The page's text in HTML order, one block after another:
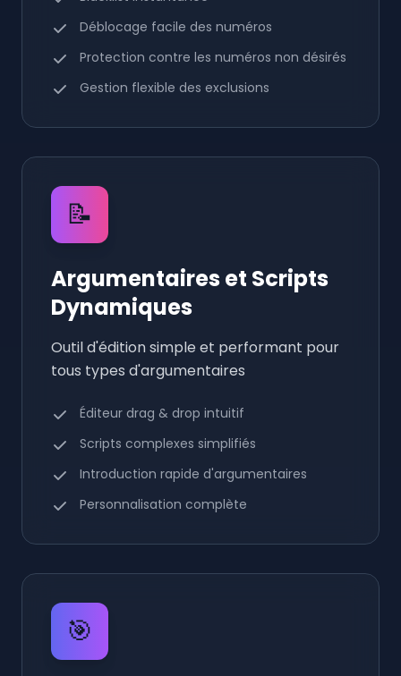
Déblocage facile des numéros
Protection contre les numéros non désirés
Gestion flexible des exclusions
📝
Argumentaires et Scripts
Dynamiques
Outil d'édition simple et performant pour
tous types d'argumentaires
Éditeur drag & drop intuitif
Scripts complexes simplifiés
Introduction rapide d'argumentaires
Personnalisation complète
🎯